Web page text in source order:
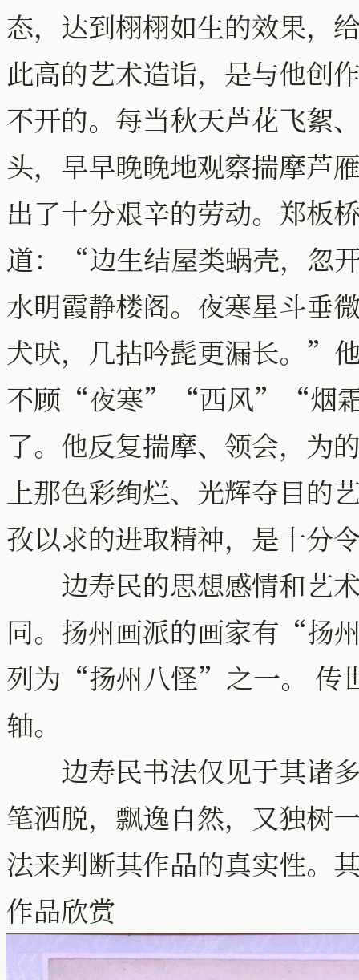
态，达到栩栩如生的效果，
此高的艺术造诣，是与他创
不开的。每当秋天芦花飞絮
头，早早晚晚地观察揣摩芦
出了十分艰辛的劳动。郑板
道：“边生结屋类蜗壳，忽
水明霞静楼阁。夜寒星斗垂
犬吠，几拈吟髭更漏长。”
不顾“夜寒”“西风”“烟霜
了。他反复揣摩、领会，
上那色彩绚烂、光辉夺目的
孜以求的进取精神，是十分
边寿民的思想感情和艺术
同。扬州画派的画家有“扬
列为“扬州八怪”之一。 传
轴。
边寿民书法仅见于其诸多
笔洒脱，飘逸自然，又独树
法来判断其作品的真实性。
作品欣赏